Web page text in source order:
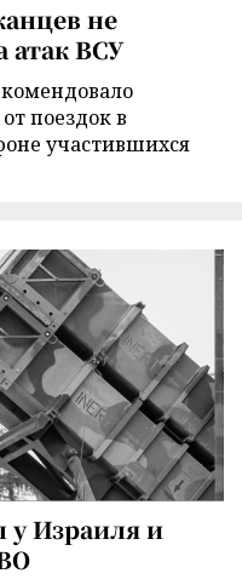
не
атак ВСУ
поездок в
участившихся
у Израиля и